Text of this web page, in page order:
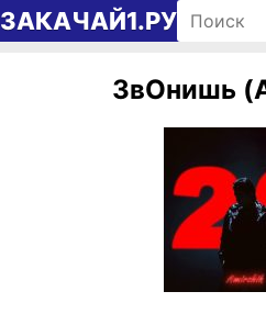
Перейти к содержимому
ЗАКАЧАЙ1.РУ Поиск
ЗвОнишь